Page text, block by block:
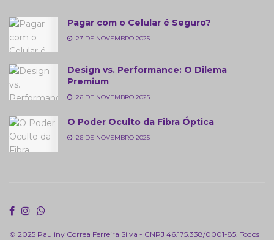
Pagar com o Celular é Seguro?
27 DE NOVEMBRO 2025
Design vs. Performance: O Dilema
Premium
26 DE NOVEMBRO 2025
O Poder Oculto da Fibra Óptica
26 DE NOVEMBRO 2025
© 2025 Pauliny Correa Ferreira Silva - CNPJ 46.175.338/0001-85. Todos